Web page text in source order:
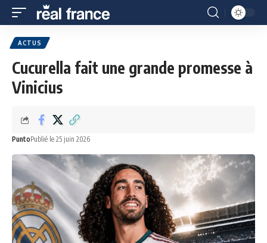
ACTUS
Cucurella fait une grande promesse à
Vinicius
PuntoPublié le 25 juin 2026